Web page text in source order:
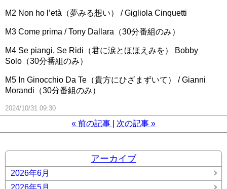
M2 Non ho l’età（夢みる想い） / Gigliola Cinquetti
M3 Come prima / Tony Dallara（30分番組のみ）
M4 Se piangi, Se Ridi（君に涙とほほえみを） Bobby
Solo（30分番組のみ）
M5 In Ginocchio Da Te（貴方にひざまずいて） / Gianni
Morandi（30分番組のみ）
2024/10/31 09:30
« 前の記事 次の記事 »
アーカイブ
2026年6月
2026年5月